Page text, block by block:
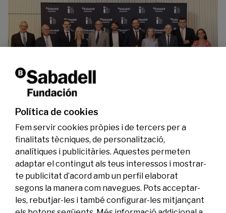
La Fundació Banc Sabadell reconeix a dos
investigadors en els àmbits de l’edició del
genoma i l’energia neta
Política de cookies
Fem servir cookies pròpies i de tercers per a
finalitats tècniques, de personalització,
analítiques i publicitàries. Aquestes permeten
adaptar el contingut als teus interessos i mostrar-
te publicitat d’acord amb un perfil elaborat
segons la manera com navegues. Pots acceptar-
les, rebutjar-les i també configurar-les mitjançant